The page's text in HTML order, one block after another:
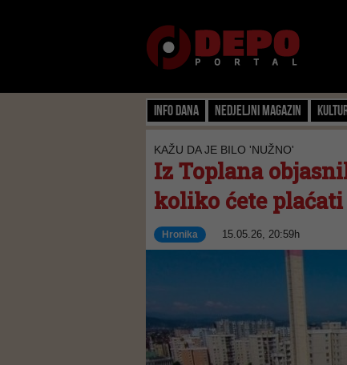
Info dana Nedjeljni magazin
KAŽU DA JE BILO 'NUŽNO'
Iz Toplana
koliko ćete
Hronika 15.05.26, 20:59h